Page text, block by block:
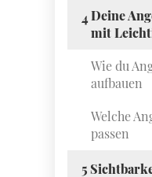
4Deine
mit
Wie du
aufbauen
Welche
passen
5